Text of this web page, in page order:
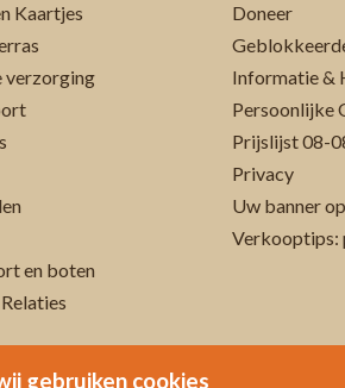
Kaartjes
verzorging
en boten
Doneer
Informatie &
Persoonlijke
Prijslijst 08-
Privacy
Uw banner
Verkooptips:
gebruiken cookies